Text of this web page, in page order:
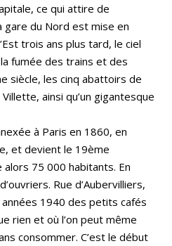
ce qui attire de
gare du Nord est mise en
trois ans plus tard, le ciel
fumée des trains et des
siècle, les cinq abattoirs de
ainsi qu’un gigantesque
à Paris en 1860, en
et devient le 19ème
75 000 habitants. En
Rue d’Aubervilliers,
1940 des petits cafés
rien et où l’on peut même
consommer. C’est le début